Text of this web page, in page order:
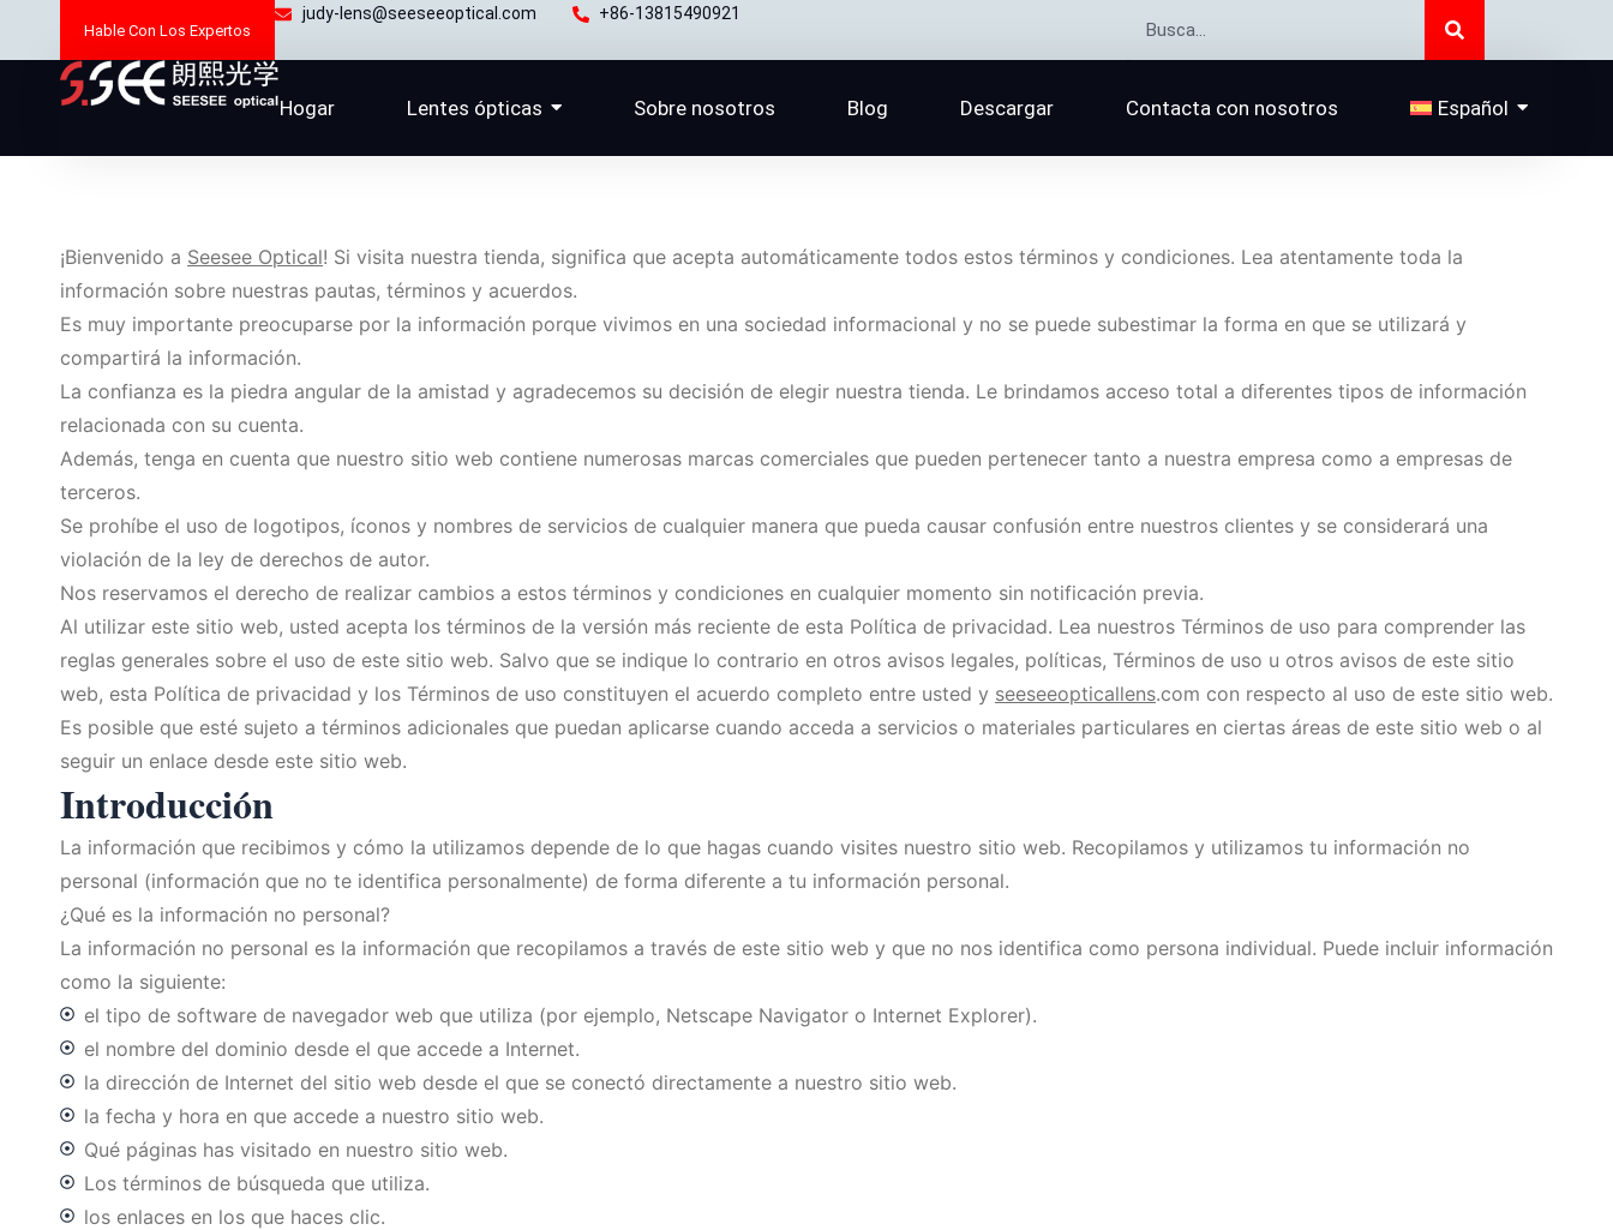
contenido
Hable Con Los Expertos
judy-lens@seeseeoptical.com +86-13815490921
Hogar Lentes ópticas Sobre nosotros Blog Descargar Contacta con nosotros Español
¡Bienvenido a Seesee Optical! Si visita nuestra tienda, significa que acepta automáticamente todos estos términos y condiciones. Lea atentamente toda la
información sobre nuestras pautas, términos y acuerdos.
Es muy importante preocuparse por la información porque vivimos en una sociedad informacional y no se puede subestimar la forma en que se utilizará y
compartirá la información.
La confianza es la piedra angular de la amistad y agradecemos su decisión de elegir nuestra tienda. Le brindamos acceso total a diferentes tipos de información
relacionada con su cuenta.
Además, tenga en cuenta que nuestro sitio web contiene numerosas marcas comerciales que pueden pertenecer tanto a nuestra empresa como a empresas de
terceros.
Se prohíbe el uso de logotipos, íconos y nombres de servicios de cualquier manera que pueda causar confusión entre nuestros clientes y se considerará una
violación de la ley de derechos de autor.
Nos reservamos el derecho de realizar cambios a estos términos y condiciones en cualquier momento sin notificación previa.
Al utilizar este sitio web, usted acepta los términos de la versión más reciente de esta Política de privacidad. Lea nuestros Términos de uso para comprender las
reglas generales sobre el uso de este sitio web. Salvo que se indique lo contrario en otros avisos legales, políticas, Términos de uso u otros avisos de este sitio
web, esta Política de privacidad y los Términos de uso constituyen el acuerdo completo entre usted y seeseeopticallens.com con respecto al uso de este sitio web.
Es posible que esté sujeto a términos adicionales que puedan aplicarse cuando acceda a servicios o materiales particulares en ciertas áreas de este sitio web o al
seguir un enlace desde este sitio web.
Introducción
La información que recibimos y cómo la utilizamos depende de lo que hagas cuando visites nuestro sitio web. Recopilamos y utilizamos tu información no
personal (información que no te identifica personalmente) de forma diferente a tu información personal.
¿Qué es la información no personal?
La información no personal es la información que recopilamos a través de este sitio web y que no nos identifica como persona individual. Puede incluir información
como la siguiente:
el tipo de software de navegador web que utiliza (por ejemplo, Netscape Navigator o Internet Explorer).
el nombre del dominio desde el que accede a Internet.
la dirección de Internet del sitio web desde el que se conectó directamente a nuestro sitio web.
la fecha y hora en que accede a nuestro sitio web.
Qué páginas has visitado en nuestro sitio web.
Los términos de búsqueda que utiliza.
los enlaces en los que haces clic.